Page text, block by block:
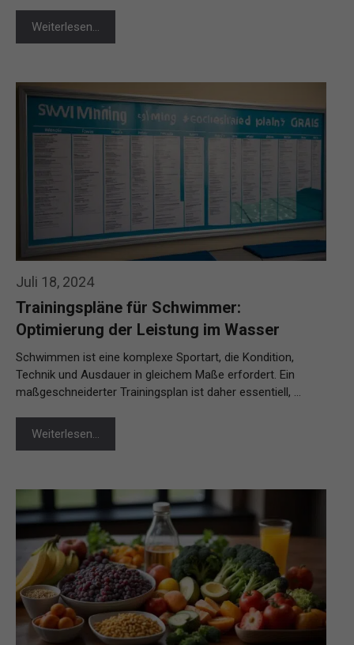
Weiterlesen…
Juli 18, 2024
Trainingspläne für Schwimmer:
Optimierung der Leistung im Wasser
Schwimmen ist eine komplexe Sportart, die Kondition,
Technik und Ausdauer in gleichem Maße erfordert. Ein
maßgeschneiderter Trainingsplan ist daher essentiell, …
Weiterlesen…